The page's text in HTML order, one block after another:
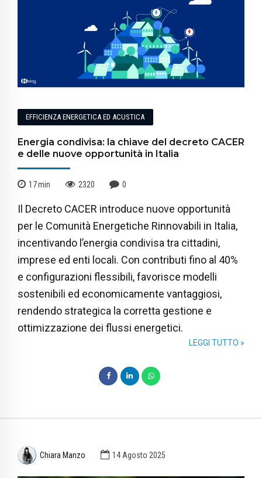
EFFICIENZA ENERGETICA ED ACUSTICA
Energia condivisa: la chiave del decreto CACER
e delle nuove opportunità in Italia
17min 2320 0
Il Decreto CACER introduce nuove opportunità
per le Comunità Energetiche Rinnovabili in Italia,
incentivando l’energia condivisa tra cittadini,
imprese ed enti locali. Con contributi fino al 40%
e configurazioni flessibili, favorisce modelli
sostenibili ed economicamente vantaggiosi,
rendendo strategica la corretta gestione e
ottimizzazione dei flussi energetici.
LEGGI TUTTO »
Chiara Manzo 14 Agosto 2025